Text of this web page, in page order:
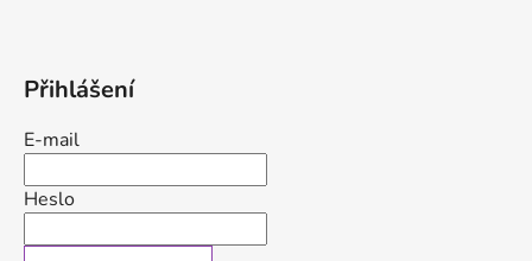
Přihlášení
E-mail
Heslo